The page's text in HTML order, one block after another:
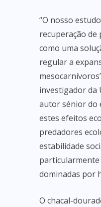
“O nosso
recuperação
como uma
regular a
investigador da
autor sénior do
estes efeitos
predadores
estabilidade
particularmente
dominadas por
O chacal-